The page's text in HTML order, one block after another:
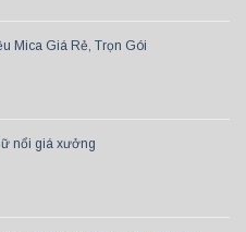
Mica Giá Rẻ, Trọn Gói
nổi giá xưởng